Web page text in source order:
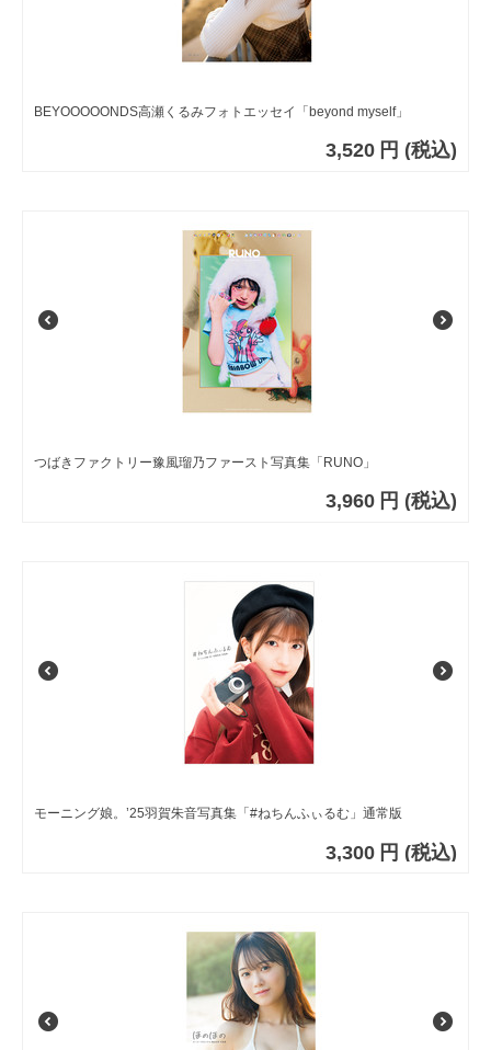
BEYOOOOONDS高瀬くるみフォトエッセイ「beyond myself」
3,520 円 (税込)
つばきファクトリー豫風瑠乃ファースト写真集「RUNO」
3,960 円 (税込)
モーニング娘。’25羽賀朱音写真集「#ねちんふぃるむ」通常版
3,300 円 (税込)